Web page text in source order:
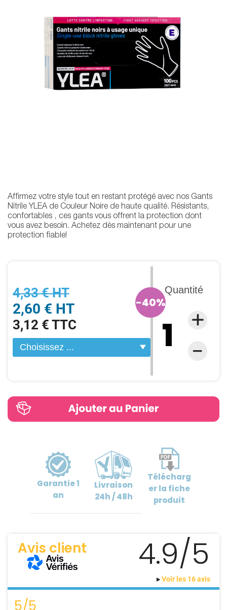
4,33 € HT
2,60 € HT
3,12 € TTC
-40%
Quantité
Affirmez votre style tout en restant protégé avec nos Gants
Nitrile YLEA de Couleur Noire de haute qualité. Résistants,
confortables , ces gants vous offrent la protection dont
vous avez besoin. Achetez dès maintenant pour une
protection fiable!
Garantie1
an
Livraison
24h / 48h
Télécharg
erla fiche
produit
Avis client 4.9/5
Voir les 16 avis
5/5